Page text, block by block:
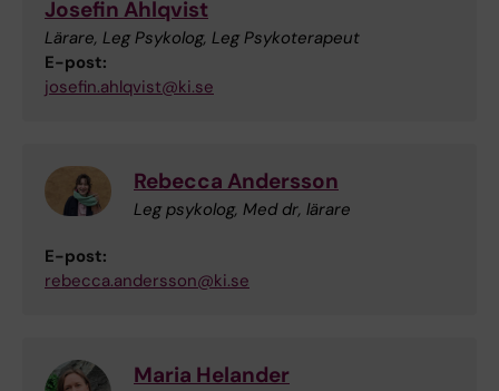
Josefin Ahlqvist
Lärare, Leg Psykolog, Leg Psykoterapeut
E-post:
josefin.ahlqvist@ki.se
Rebecca Andersson
Leg psykolog, Med dr, lärare
E-post:
rebecca.andersson@ki.se
Maria Helander